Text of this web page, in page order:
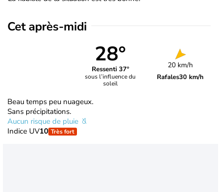
Cet après-midi
28°
Ressenti 37°
sous l’influence du
soleil
20 km/h
Rafales30 km/h
Beau temps peu nuageux.
Sans précipitations.
Aucun risque de pluie
Indice UV10 Très fort